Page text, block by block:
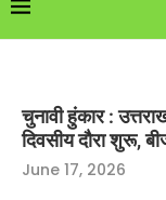
चुनावी हुंकार :
दिवसीय दौरा शुरू,
June 17, 2026